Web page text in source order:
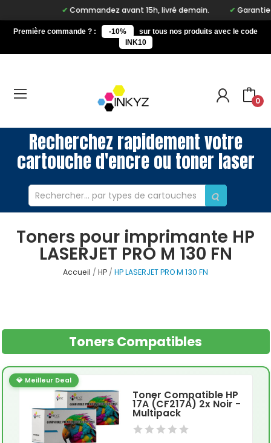
Commandez avant 15h, livré demain. Garantie à
Première commande ? : -10%
sur tous nos produits avec le code
INK10
0
Recherchez rapidement votre
cartouche d'encre ou toner laser
Toners pour imprimante HP
LASERJET PRO M 130 FN
Accueil HP HP LASERJET PRO M 130 FN
Toners Compatibles
💎 Meilleur Deal
Toner Compatible HP
17A (CF217A) 2x Noir -
Multipack